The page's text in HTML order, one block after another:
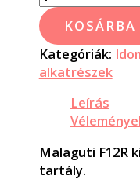
KOSÁRBA
Kategóriák:
alkatrészek
Leírás
Malaguti F12R
tartály.